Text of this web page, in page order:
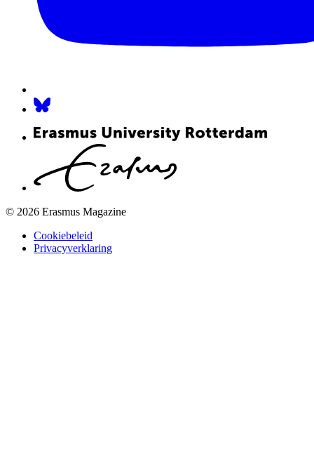
© 2026 Erasmus Magazine
Cookiebeleid
Privacyverklaring